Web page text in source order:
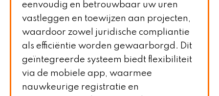
eenvoudig en betrouwbaar uw uren
vastleggen en toewijzen aan projecten,
waardoor zowel juridische compliantie
als efficiëntie worden gewaarborgd. Dit
geïntegreerde systeem biedt flexibiliteit
via de mobiele app, waarmee
nauwkeurige registratie en